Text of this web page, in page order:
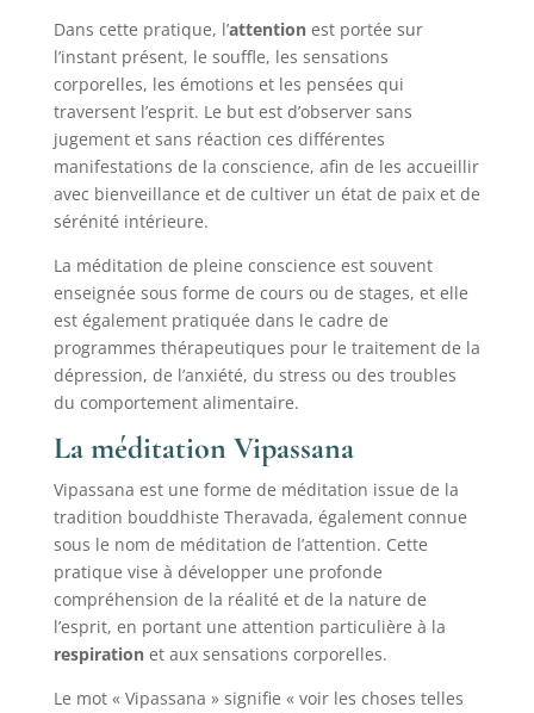
Dans cette pratique, l’attentionest portée sur
l’instant présent, le souffle, les sensations
corporelles, les émotions et les pensées qui
traversent l’esprit. Le but est d’observer sans
jugement et sans réaction ces différentes
manifestations de la conscience, afin de les accueillir
avec bienveillance et de cultiver un état de paix et de
sérénité intérieure.
La méditation de pleine conscience est souvent
enseignée sous forme de cours ou de stages, et elle
est également pratiquée dans le cadre de
programmes thérapeutiques pour le traitement de la
dépression, de l’anxiété, du stress ou des troubles
du comportement alimentaire.
La méditation Vipassana
Vipassana est une forme de méditation issue de la
tradition bouddhiste Theravada, également connue
sous le nom de méditation de l’attention. Cette
pratique vise à développer une profonde
compréhension de la réalité et de la nature de
l’esprit, en portant une attention particulière à la
respirationet aux sensations corporelles.
Le mot « Vipassana » signifie « voir les choses telles